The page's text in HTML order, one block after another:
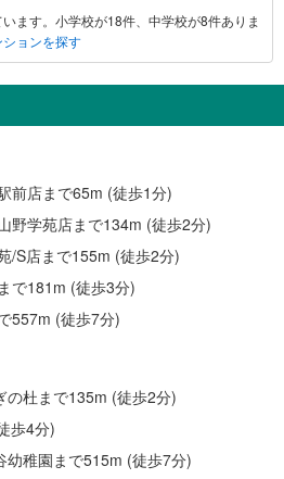
ます。小学校が18件、中学校が8件ありま
ョンを探す
前店まで65m (徒歩1分)
野学苑店まで134m (徒歩2分)
/S店まで155m (徒歩2分)
で181m (徒歩3分)
557m (徒歩7分)
の杜まで135m (徒歩2分)
歩4分)
幼稚園まで515m (徒歩7分)